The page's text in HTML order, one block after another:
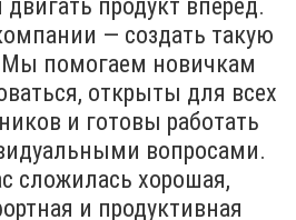
двигать продукт вперед.
— создать такую
Мы помогаем новичкам
открыты для всех
и готовы работать
вопросами.
сложилась хорошая,
и продуктивная